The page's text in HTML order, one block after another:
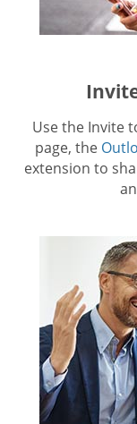
Use the Invite
page, the
extension to